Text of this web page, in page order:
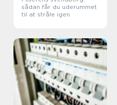
sådan får du uderummet
til at stråle igen